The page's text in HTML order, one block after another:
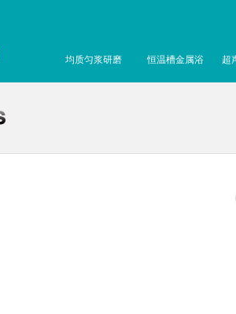
均质匀浆研磨 恒温槽金属浴 超